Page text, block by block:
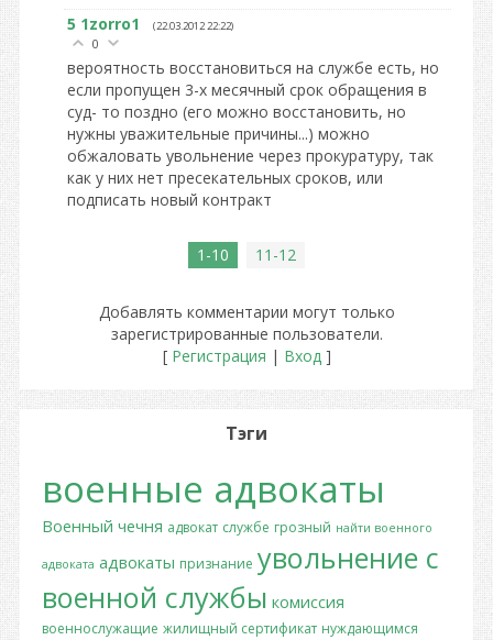
5 1zorro1 (22.03.2012 22:22)
0
вероятность восстановиться на службе есть, но
если пропущен 3-х месячный срок обращения в
суд- то поздно (его можно восстановить, но
нужны уважительные причины...) можно
обжаловать увольнение через прокуратуру, так
как у них нет пресекательных сроков, или
подписать новый контракт
1-10 11-12
Добавлять комментарии могут только
зарегистрированные пользователи.
[ Регистрация | Вход]
Тэги
военные адвокаты
Военный чечня адвокат службе грозный найти военного
адвоката адвокаты признание увольнение с
военной службы комиссия
военнослужащие жилищный сертификат нуждающимся